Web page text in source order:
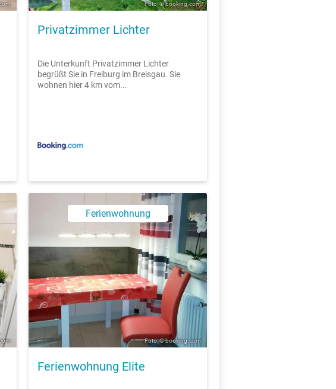
Foto: © booking.com
Privatzimmer Lichter
Die Unterkunft Privatzimmer Lichter
begrüßt Sie in Freiburg im Breisgau. Sie
wohnen hier 4 km vom...
Ferienwohnung
Foto: © booking.com
Ferienwohnung Elite